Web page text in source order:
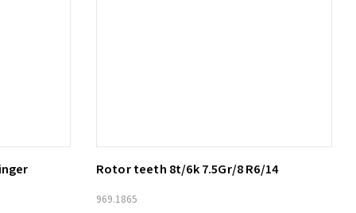
Lägg till i varukorg
Rotor teeth 8t/6k 7.5Gr/8 R6/14
969.1865